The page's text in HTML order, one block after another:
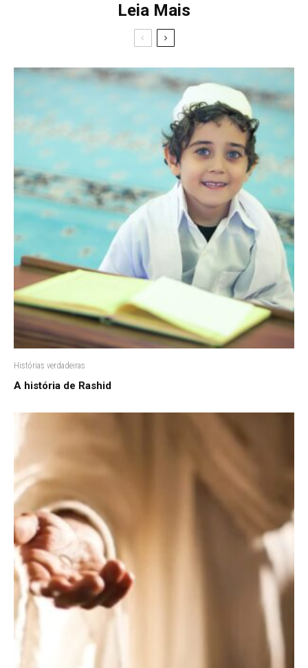
Leia Mais
Histórias verdadeiras
A história de Rashid